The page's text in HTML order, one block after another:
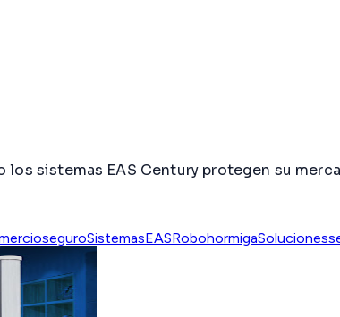
sistemas EAS Century protegen su
SistemasEASRobohormiga